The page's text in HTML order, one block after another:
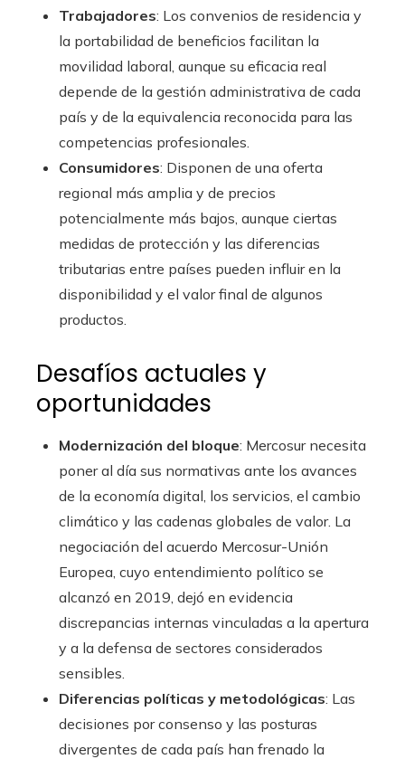
Trabajadores: Los convenios de residencia y
la portabilidad de beneficios facilitan la
movilidad laboral, aunque su eficacia real
depende de la gestión administrativa de cada
país y de la equivalencia reconocida para las
competencias profesionales.
Consumidores: Disponen de una oferta
regional más amplia y de precios
potencialmente más bajos, aunque ciertas
medidas de protección y las diferencias
tributarias entre países pueden influir en la
disponibilidad y el valor final de algunos
productos.
Desafíos actuales y
oportunidades
Modernización del bloque: Mercosur necesita
poner al día sus normativas ante los avances
de la economía digital, los servicios, el cambio
climático y las cadenas globales de valor. La
negociación del acuerdo Mercosur-Unión
Europea, cuyo entendimiento político se
alcanzó en 2019, dejó en evidencia
discrepancias internas vinculadas a la apertura
y a la defensa de sectores considerados
sensibles.
Diferencias políticas y metodológicas: Las
decisiones por consenso y las posturas
divergentes de cada país han frenado la